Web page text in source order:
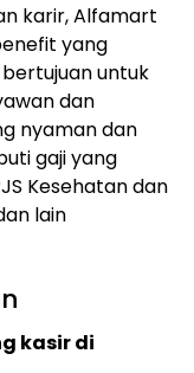
karir, Alfamart
yang
untuk
dan
nyaman dan
gaji yang
Kesehatan dan
lain
kasir di